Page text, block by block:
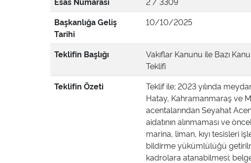
Başkanlığa Geliş
Tarihi
10/10/2025
Teklifin Başlığı
Vakıflar Kanunu ile Bazı
Teklifi
Teklifin Özeti
Teklif ile; 2023 yılında
Hatay, Kahramanmaraş ve
acentalarından Seyahat
aidatının alınmaması ve
marina, liman, kıyı tesisleri
bildirme yükümlülüğü
kadrolara atanabilmesi;